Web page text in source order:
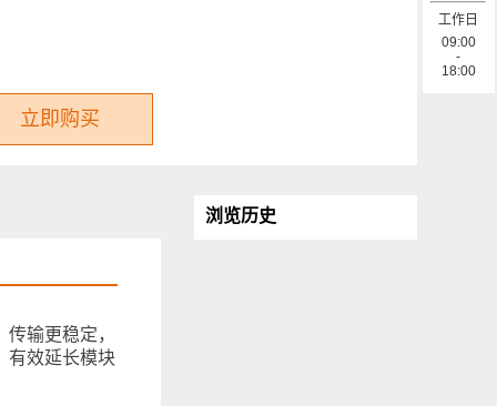
立即购买
输更稳定，
有效延长模块
浏览历史
工作日
09:00
-
18:00